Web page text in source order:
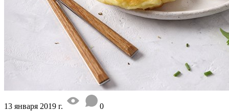
13 января 2019 г. 0